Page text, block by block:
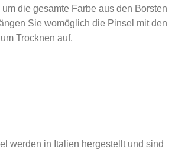
die gesamte Farbe aus den Borsten
Sie womöglich die Pinsel mit den
Trocknen auf.
werden in Italien hergestellt und sind